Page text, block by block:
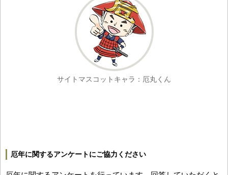
サイトマスコットキャラ：厄丸くん
厄年に関するアンケートにご協力ください